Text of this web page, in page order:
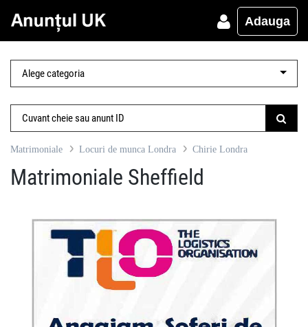
Adauga
Matrimoniale Locuri de munca Londra Chirie Londra
Matrimoniale Sheffield